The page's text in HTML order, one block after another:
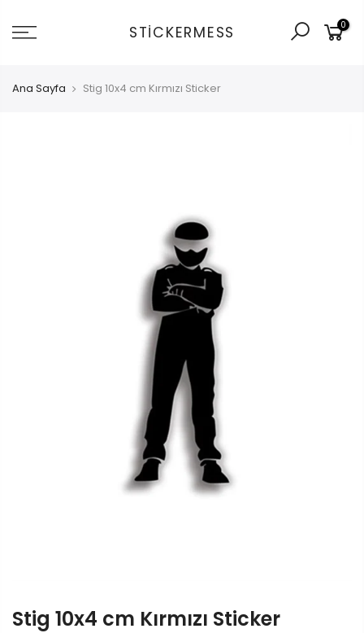
git
STICKERMESS 0
Ana Sayfa Stig 10x4 cm Kırmızı Sticker
Stig 10x4 cm Kırmızı Sticker